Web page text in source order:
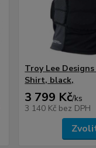
Troy Lee
Shirt, black,
3 799 Kč/ks
3 140 Kč bez DPH